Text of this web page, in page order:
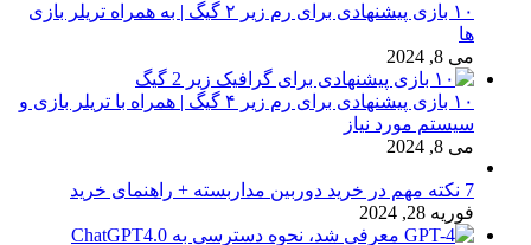
۱۰ بازی پیشنهادی برای رم زیر ۲ گیگ | به همراه تریلر بازی
ها
می 8, 2024
۱۰ بازی پیشنهادی برای رم زیر ۴ گیگ | همراه با تریلر بازی و
سیستم مورد نیاز
می 8, 2024
7 نکته مهم در خرید دوربین مداربسته + راهنمای خرید
فوریه 28, 2024